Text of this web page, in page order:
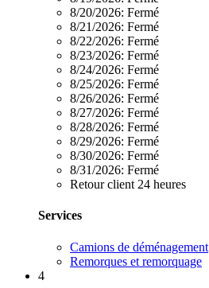
8/20/2026: Fermé
8/21/2026: Fermé
8/22/2026: Fermé
8/23/2026: Fermé
8/24/2026: Fermé
8/25/2026: Fermé
8/26/2026: Fermé
8/27/2026: Fermé
8/28/2026: Fermé
8/29/2026: Fermé
8/30/2026: Fermé
8/31/2026: Fermé
Retour client 24 heures
Services
Camions de déménagement
Remorques et remorquage
4